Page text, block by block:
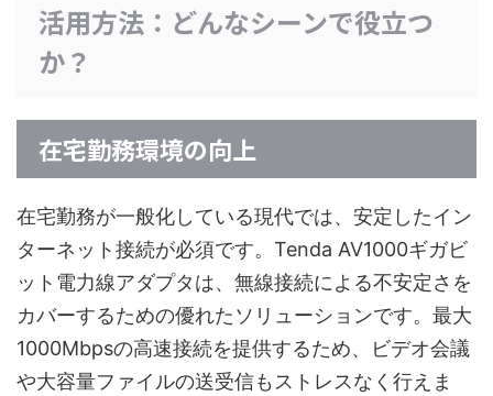
活用方法：どんなシーンで役立つ
か？
在宅勤務環境の向上
在宅勤務が一般化している現代では、安定したイン
ターネット接続が必須です。Tenda AV1000ギガビ
ット電力線アダプタは、無線接続による不安定さを
カバーするための優れたソリューションです。最大
1000Mbpsの高速接続を提供するため、ビデオ会議
や大容量ファイルの送受信もストレスなく行えま